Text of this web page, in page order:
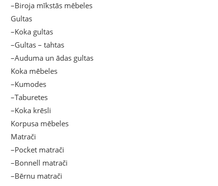
–Biroja mīkstās mēbeles
Gultas
–Koka gultas
–Gultas – tahtas
–Auduma un ādas gultas
Koka mēbeles
–Kumodes
–Taburetes
–Koka krēsli
Korpusa mēbeles
Matrači
–Pocket matrači
–Bonnell matrači
–Bērnu matrači